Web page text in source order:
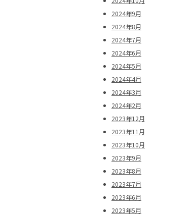
2024年9月
2024年8月
2024年7月
2024年6月
2024年5月
2024年4月
2024年3月
2024年2月
2023年12月
2023年11月
2023年10月
2023年9月
2023年8月
2023年7月
2023年6月
2023年5月